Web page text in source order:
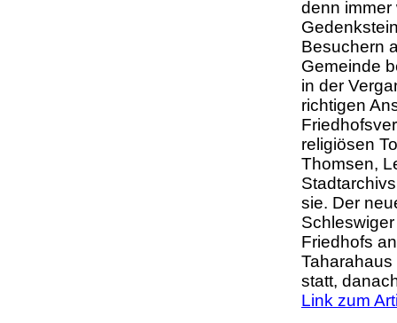
denn immer
Besuchern
Gemeinde
in der
richtigen
religiösen
Thomsen,
sie. Der
Friedhofs
statt,
Link zum